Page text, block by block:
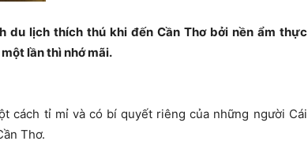
du lịch thích thú khi đến Cần Thơ bởi nền ẩm thực
lần thì nhớ mãi.
cách tỉ mỉ và có bí quyết riêng của những người Cái
Thơ.